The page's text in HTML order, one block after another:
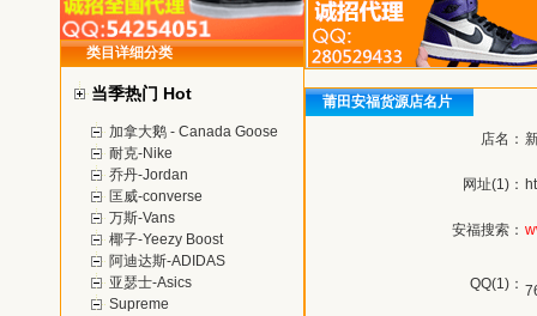
类目详细分类
当季热门 Hot
加拿大鹅 - Canada Goose
耐克-Nike
乔丹-Jordan
匡威-converse
万斯-Vans
椰子-Yeezy Boost
阿迪达斯-ADIDAS
亚瑟士-Asics
Supreme
莆田安福货源店名片
店名：
网址(1)：
安福搜索：
QQ(1)：